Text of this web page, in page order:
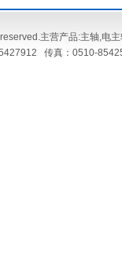
主营产品:主轴,电
传真：0510-